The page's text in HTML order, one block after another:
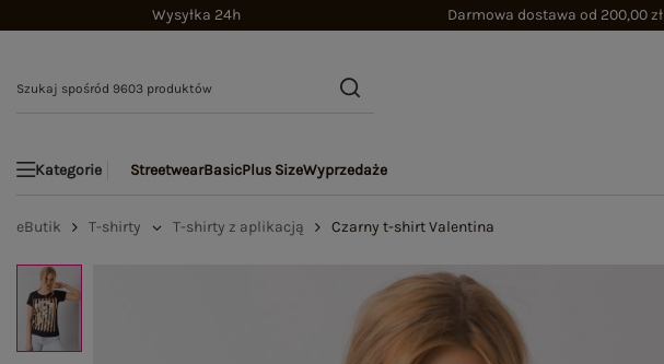
Wysyłka 24h Darmowa dostawa od 200,00 zł
Kategorie StreetwearBasicPlus SizeWyprzedaże
eButik T-shirty T-shirty z aplikacją Czarny t-shirt Valentina